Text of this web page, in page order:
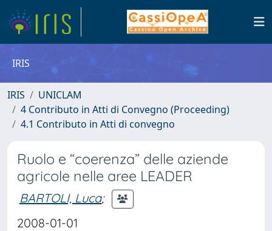
IRIS
IRIS
UNICLAM
4 Contributo in Atti di Convegno (Proceeding)
4.1 Contributo in Atti di convegno
Ruolo e “coerenza” delle aziende
agricole nelle aree LEADER
BARTOLI, Luca;
2008-01-01